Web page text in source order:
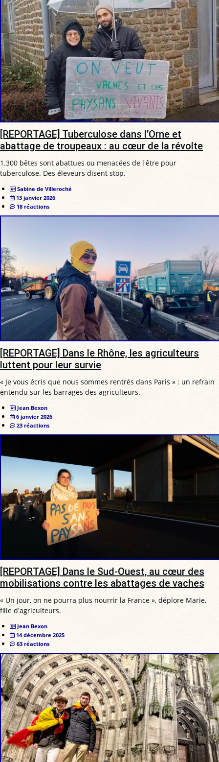
[REPORTAGE] Tuberculose dans l’Orne et
abattage de troupeaux : au cœur de la révolte
1.300 bêtes sont abattues ou menacées de l'être pour
tuberculose. Des éleveurs disent stop.
Sabine de Villeroché
13 janvier 2026
18 réactions
[REPORTAGE] Dans le Rhône, les agriculteurs
luttent pour leur survie
« Je vous écris que nous sommes rentrés dans Paris » : un refrain
entendu sur les barrages des agriculteurs.
Jean Bexon
6 janvier 2026
23 réactions
[REPORTAGE] Dans le Sud-Ouest, au cœur des
mobilisations contre les abattages de vaches
« Un jour, on ne pourra plus nourrir la France », déplore Marie,
fille d'agriculteurs.
Jean Bexon
14 décembre 2025
63 réactions